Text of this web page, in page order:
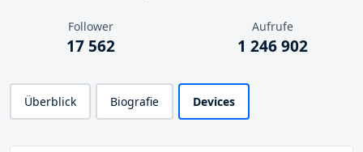
Follower
17 562
Aufrufe
1 246 902
Überblick Biografie Devices